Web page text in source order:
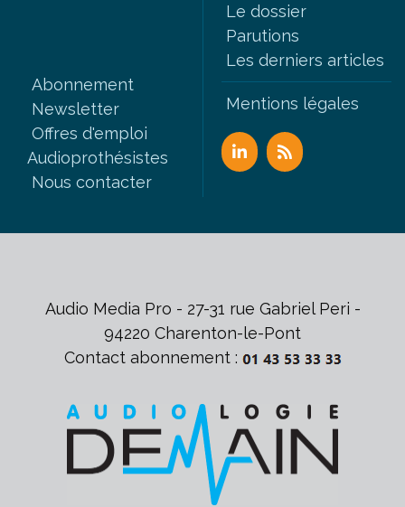
Le dossier
Parutions
Les derniers articles
Abonnement
Newsletter
Offres d'emploi
Audioprothésistes
Nous contacter
Mentions légales
Audio Media Pro - 27-31 rue Gabriel Peri -
94220 Charenton-le-Pont
Contact abonnement :